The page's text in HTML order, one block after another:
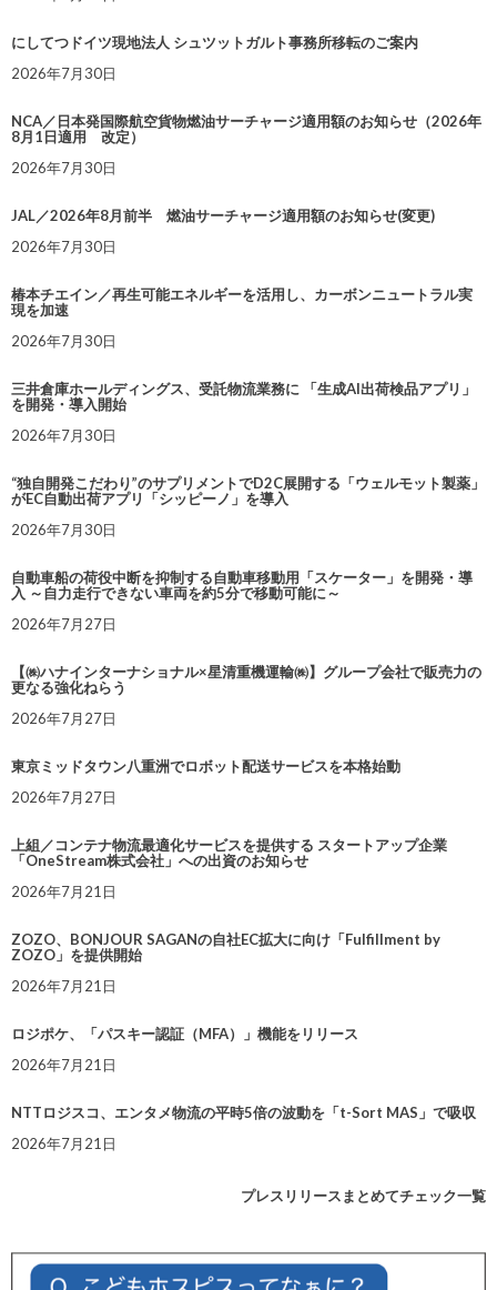
にしてつドイツ現地法人 シュツットガルト事務所移転のご案内
2026年7月30日
NCA／日本発国際航空貨物燃油サーチャージ適用額のお知らせ（2026年
8月1日適用 改定）
2026年7月30日
JAL／2026年8月前半 燃油サーチャージ適用額のお知らせ(変更)
2026年7月30日
椿本チエイン／再生可能エネルギーを活用し、カーボンニュートラル実
現を加速
2026年7月30日
三井倉庫ホールディングス、受託物流業務に 「生成AI出荷検品アプリ」
を開発・導入開始
2026年7月30日
“独自開発こだわり”のサプリメントでD2C展開する「ウェルモット製薬」
がEC自動出荷アプリ「シッピーノ」を導入
2026年7月30日
自動車船の荷役中断を抑制する自動車移動用「スケーター」を開発・導
入 ～自力走行できない車両を約5分で移動可能に～
2026年7月27日
【㈱ハナインターナショナル×星清重機運輸㈱】グループ会社で販売力の
更なる強化ねらう
2026年7月27日
東京ミッドタウン八重洲でロボット配送サービスを本格始動
2026年7月27日
上組／コンテナ物流最適化サービスを提供する スタートアップ企業
「OneStream株式会社」への出資のお知らせ
2026年7月21日
ZOZO、BONJOUR SAGANの自社EC拡大に向け「Fulfillment by
ZOZO」を提供開始
2026年7月21日
ロジポケ、「パスキー認証（MFA）」機能をリリース
2026年7月21日
NTTロジスコ、エンタメ物流の平時5倍の波動を「t-Sort MAS」で吸収
2026年7月21日
プレスリリースまとめてチェック一覧